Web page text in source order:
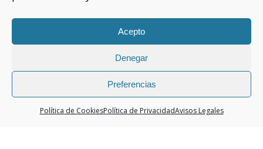
Acepto
Denegar
Preferencias
Política de CookiesPolítica de PrivacidadAvisos Legales
Política de Privacidad
Política Cookies
CONTACTAR
925 508 922
dhelia@dhelia.es